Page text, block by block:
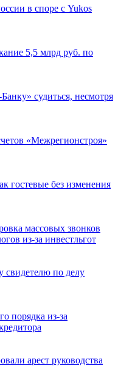
в споре с Yukos
5,5 млрд руб. по
судиться, несмотря
«Межрегионстроя»
гостевые без изменения
массовых звонков
из-за инвестльгот
свидетелю по делу
порядка из-за
арест руководства